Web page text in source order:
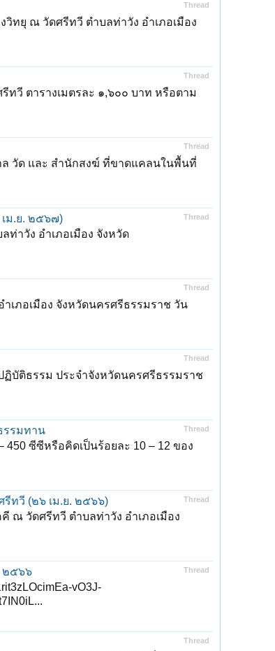
Thread
ทยุ ณ วัดศรีทวี ตำบลท่าวัง อำเภอเมือง
Thread
วี ตารางเมตรละ ๑,๖๐๐ บาท หรือตาม
Thread
ล วัด และ สำนักสงฆ์ ที่ขาดแคลนในพื้นที่
Thread
ม.ย. ๒๕๖๗)
าวัง อำเภอเมือง จังหวัด
Thread
ภอเมือง จังหวัดนครศรีธรรมราช วัน
Thread
บัติธรรม ประจำจังหวัดนครศรีธรรมราช
Thread
รรมทาน
ซีซีหรือคิดเป็นร้อยละ 10 – 12 ของ
Thread
ทวี (๒๖ เม.ย. ๒๕๖๖)
ณ วัดศรีทวี ตำบลท่าวัง อำเภอเมือง
Thread
๒๕๖๖
vO3J-
Thread